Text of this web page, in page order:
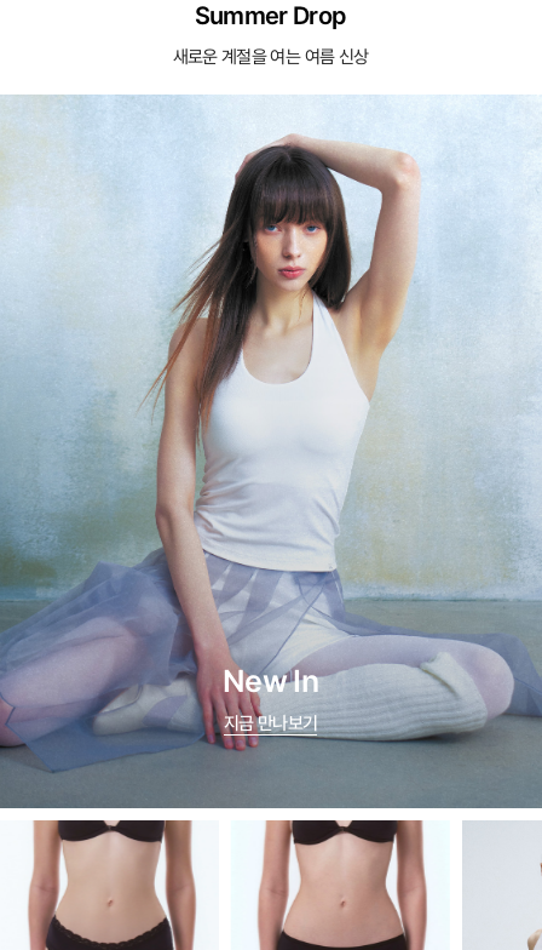
Summer Drop
새로운 계절을 여는 여름 신상
New In
지금 만나보기